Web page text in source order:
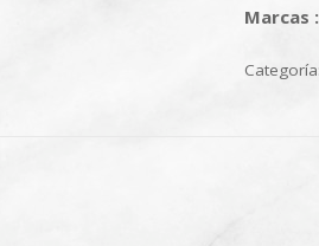
Marcas :